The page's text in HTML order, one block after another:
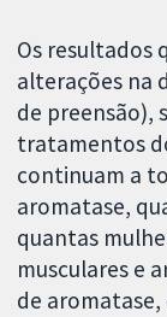
Os resultados
alterações na
de preensão),
tratamentos
continuam a
aromatase,
quantas
musculares e
de aromatase,